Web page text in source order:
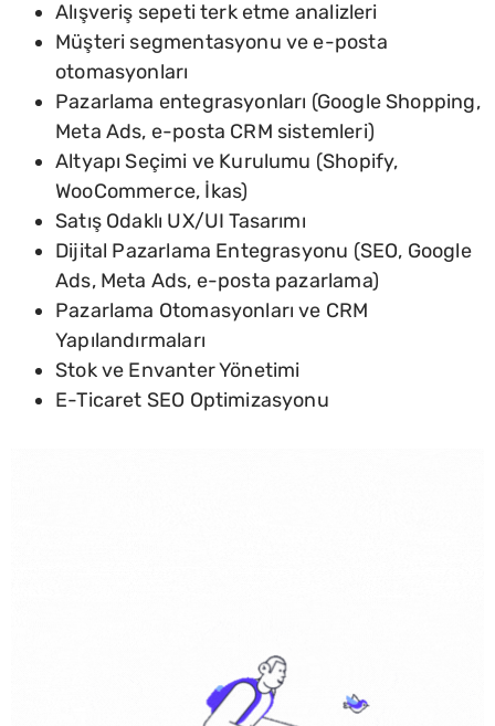
Alışveriş sepeti terk etme analizleri
Müşteri segmentasyonu ve e-posta
otomasyonları
Pazarlama entegrasyonları (Google Shopping,
Meta Ads, e-posta CRM sistemleri)
Altyapı Seçimi ve Kurulumu (Shopify,
WooCommerce, İkas)
Satış Odaklı UX/UI Tasarımı
Dijital Pazarlama Entegrasyonu (SEO, Google
Ads, Meta Ads, e-posta pazarlama)
Pazarlama Otomasyonları ve CRM
Yapılandırmaları
Stok ve Envanter Yönetimi
E-Ticaret SEO Optimizasyonu